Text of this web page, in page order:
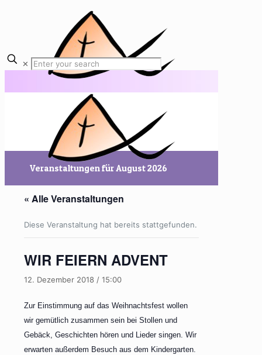
✕
Veranstaltungen für August 2026
« Alle Veranstaltungen
Diese Veranstaltung hat bereits stattgefunden.
WIR FEIERN ADVENT
12. Dezember 2018 / 15:00
Zur Einstimmung auf das Weihnachtsfest wollen
wir gemütlich zusammen sein bei Stollen und
Gebäck, Geschichten hören und Lieder singen. Wir
erwarten außerdem Besuch aus dem Kindergarten.